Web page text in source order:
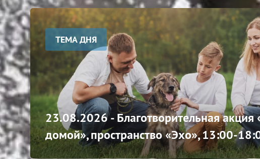
ТЕМА ДНЯ
23.08.2026 - Благотворительная акция
домой», пространство «Эхо», 13:00-